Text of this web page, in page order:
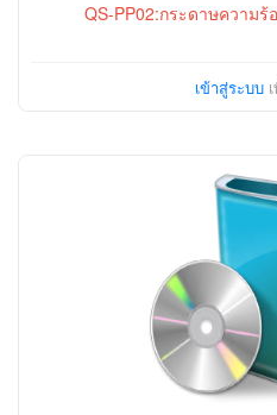
QS-PP02:กระดาษความ
เข้าสู่ระบบเ